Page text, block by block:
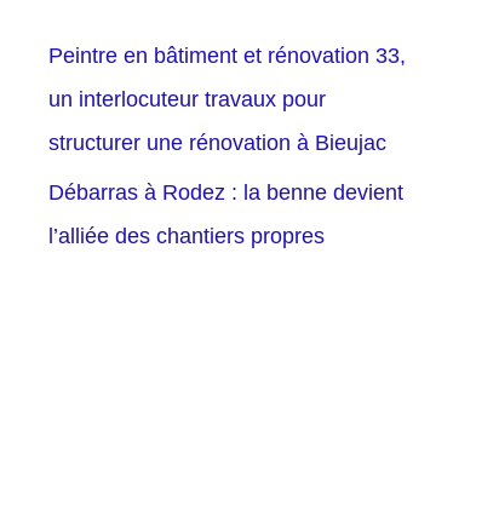
Peintre en bâtiment et rénovation 33,
un interlocuteur travaux pour
structurer une rénovation à Bieujac
Débarras à Rodez : la benne devient
l’alliée des chantiers propres